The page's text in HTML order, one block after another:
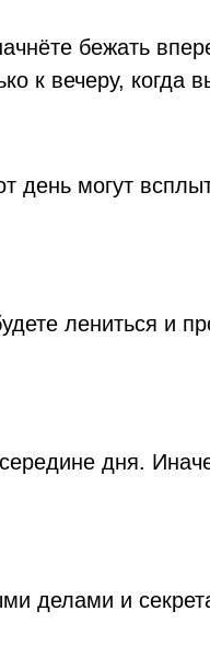
бежать
к вечеру, когда
день могут
лениться и
дня. Иначе
делами и